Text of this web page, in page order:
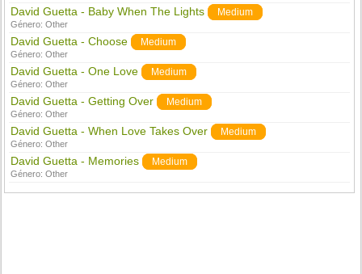
David Guetta - Baby When The Lights Medium
Género:Other
David Guetta - Choose Medium
Género:Other
David Guetta - One Love Medium
Género:Other
David Guetta - Getting Over Medium
Género:Other
David Guetta - When Love Takes Over Medium
Género:Other
David Guetta - Memories Medium
Género:Other